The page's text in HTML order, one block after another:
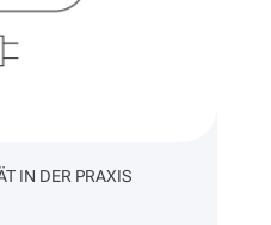
IN DER PRAXIS